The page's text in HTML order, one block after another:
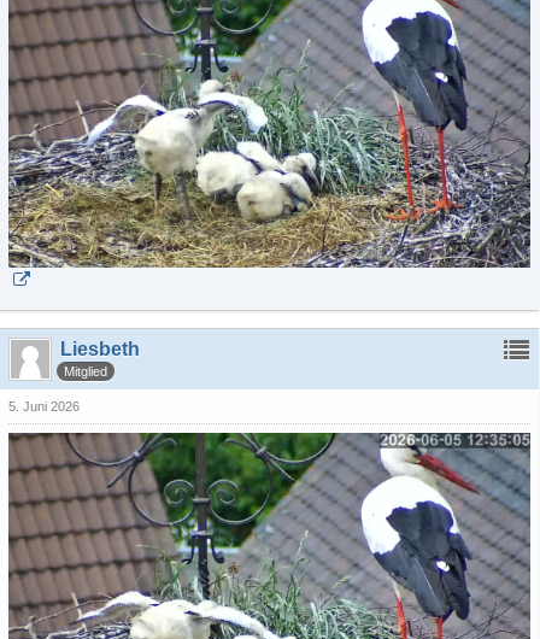
Liesbeth
Mitglied
5. Juni 2026